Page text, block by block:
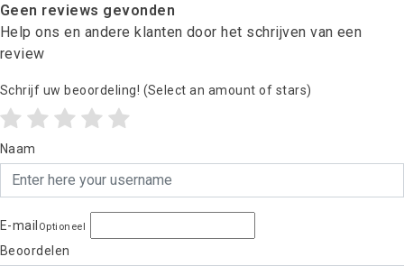
Geen reviews gevonden
Help ons en andere klanten door het schrijven van een
review
Schrijf uw beoordeling! (Select an amount of stars)
Naam
E-mail Optioneel
Beoordelen